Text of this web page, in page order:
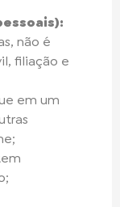
não é
filiação e
em um